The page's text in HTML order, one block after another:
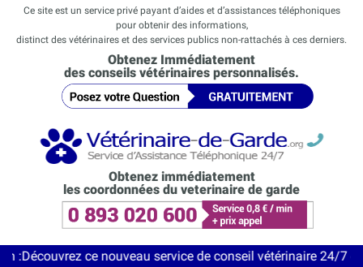
Ce site est un service privé payant d’aides et d’assistances téléphoniques
pour obtenir des informations,
distinct des vétérinaires et des services publics non-rattachés à ces derniers.
Obtenez Immédiatement
des conseils vétérinaires personnalisés.
Obtenez immédiatement
les coordonnées du veterinaire de garde
ce nouveau service de conseil vétérinaire 24/7